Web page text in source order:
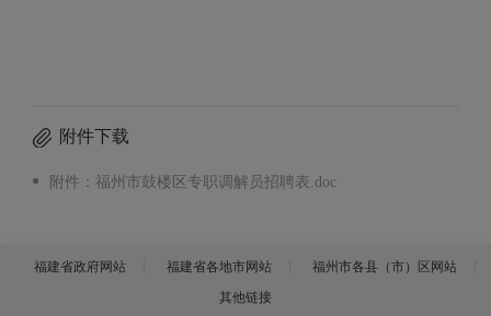
附件下载
附件：福州市鼓楼区专职调解员招聘表.doc
福建省政府网站 福建省各地市网站
福州市各县（市）区网站
其他链接